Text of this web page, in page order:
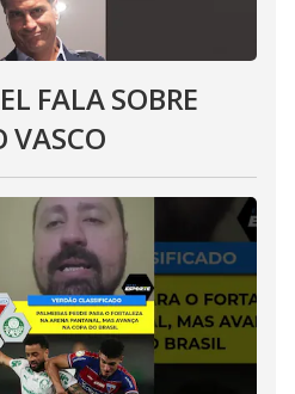
FALA SOBRE
VASCO